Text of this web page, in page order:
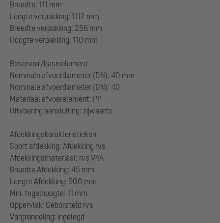
Breedte: 111 mm
Lengte verpakking: 1112 mm
Breedte verpakking: 256 mm
Hoogte verpakking: 110 mm
Reservoir/basiselement
Nominale afvoerdiameter (DN): 40 mm
Nominale afvoerdiameter (DN): 40
Materiaal afvoerelement: PP
Uitvoering aansluiting: zijwaarts
Afdekkingskarakteristieken
Soort afdekking: Afdekking rvs
Afdekkingsmateriaal: rvs V4A
Breedte Afdekking: 45 mm
Lengte Afdekking: 900 mm
Min. tegelhoogte: 11 mm
Oppervlak: Geborsteld rvs
Vergrendeling: ingelegd